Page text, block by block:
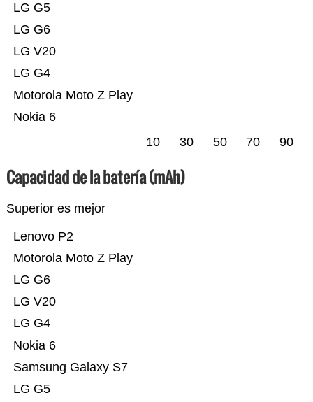
Nokia 6
Motorola Moto Z Play
LG G4
LG V20
LG G6
LG G5
10 30 50 70 90
Capacidad de la batería (mAh)
Superior es mejor
LG G5
Samsung Galaxy S7
Nokia 6
LG G4
LG V20
LG G6
Motorola Moto Z Play
Lenovo P2